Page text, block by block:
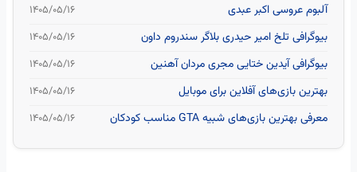
آلبوم عروسی اکبر عبدی ۱۴۰۵/۰۵/۱۶
بیوگرافی تلخ امیر حیدری بلاگر سندروم داون ۱۴۰۵/۰۵/۱۶
بیوگرافی آیدین ختایی مجری مردان آهنین ۱۴۰۵/۰۵/۱۶
بهترین بازی‌های آفلاین برای موبایل ۱۴۰۵/۰۵/۱۶
معرفی بهترین بازی‌های شبیه GTA مناسب کودکان ۱۴۰۵/۰۵/۱۶